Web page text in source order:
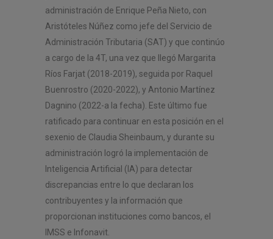
administración de Enrique Peña Nieto, con
Aristóteles Núñez como jefe del Servicio de
Administración Tributaria (SAT) y que continúo
a cargo de la 4T, una vez que llegó Margarita
Ríos Farjat (2018-2019), seguida por Raquel
Buenrostro (2020-2022), y Antonio Martínez
Dagnino (2022-a la fecha). Este último fue
ratificado para continuar en esta posición en el
sexenio de Claudia Sheinbaum, y durante su
administración logró la implementación de
Inteligencia Artificial (IA) para detectar
discrepancias entre lo que declaran los
contribuyentes y la información que
proporcionan instituciones como bancos, el
IMSS e Infonavit.